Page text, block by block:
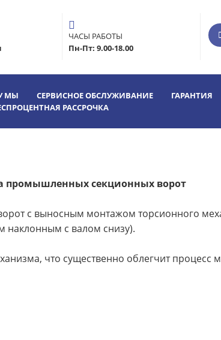
ЧАСЫ РАБОТЫ
Пн-Пт: 9.00-18.00
МЫ СЕРВИСНОЕ ОБСЛУЖИВАНИЕ ГАРАНТИЯ
РАССРОЧКА
промышленных секционных ворот
с выносным монтажом торсионного
наклонным с валом снизу).
что существенно облегчит процесс